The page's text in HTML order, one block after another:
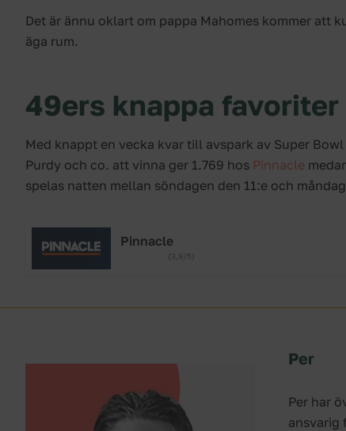
Det är ännu oklart om pappa Mahomes kommer att
äga rum.
49ers knappa
Med knappt en vecka kvar till avspark av Super
Purdy och co. att vinna ger 1.769 hos Pinnacle
spelas natten mellan söndagen den 11:e och
Pinnacle
(3,9/5)
Per
Per har
ansvarig